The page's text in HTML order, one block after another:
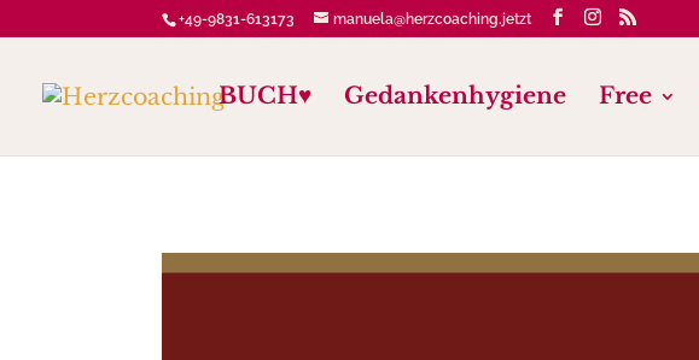
+49-9831-613173 manuela@herzcoaching.jetzt
BUCH♥️ Gedankenhygiene Free